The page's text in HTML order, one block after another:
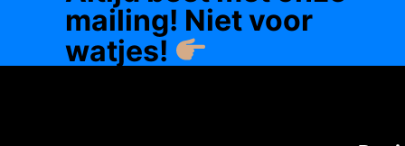
LUIJER!
(MEI
2026)
mailing! Niet voor
watjes!